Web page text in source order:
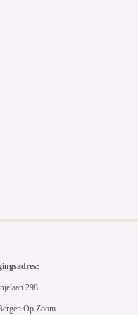
298
Op Zoom